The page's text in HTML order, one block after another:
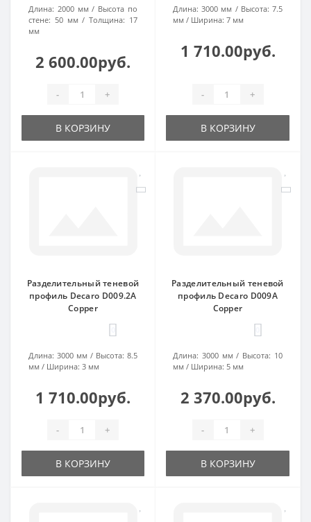
Длина: 2000 мм
Высота по
стене: 50 мм Толщина: 17
мм
2 600.00руб.
- +
В КОРЗИНУ
Длина: 3000 мм Высота: 7.5
мм
Ширина: 7 мм
1 710.00руб.
- +
В КОРЗИНУ
Разделительный теневой
профиль Decaro D009.2A
Copper
Длина: 3000 мм Высота: 8.5
мм
Ширина: 3 мм
1 710.00руб.
- +
В КОРЗИНУ
Разделительный теневой
профиль Decaro D009A
Copper
Длина: 3000 мм Высота: 10
мм
Ширина: 5 мм
2 370.00руб.
- +
В КОРЗИНУ